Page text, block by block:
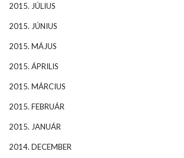
2015. JÚLIUS
2015. JÚNIUS
2015. MÁJUS
2015. ÁPRILIS
2015. MÁRCIUS
2015. FEBRUÁR
2015. JANUÁR
2014. DECEMBER